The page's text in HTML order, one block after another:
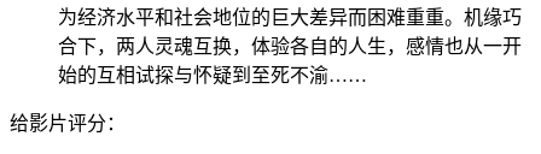
为经济水平和社会地位的巨大差异而困难重重。机缘巧
合下，两人灵魂互换，体验各自的人生，感情也从一开
始的互相试探与怀疑到至死不渝……
给影片评分：